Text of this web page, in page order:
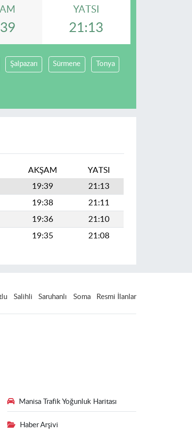
YATSI
21:13
Şalpazarı Sürmene Tonya
AKŞAM
YATSI
19:39
21:13
19:38
21:11
19:36
21:10
19:35 21:08
Salihli Saruhanlı Soma Resmi İlanlar
Manisa Trafik Yoğunluk Haritası
Haber Arşivi